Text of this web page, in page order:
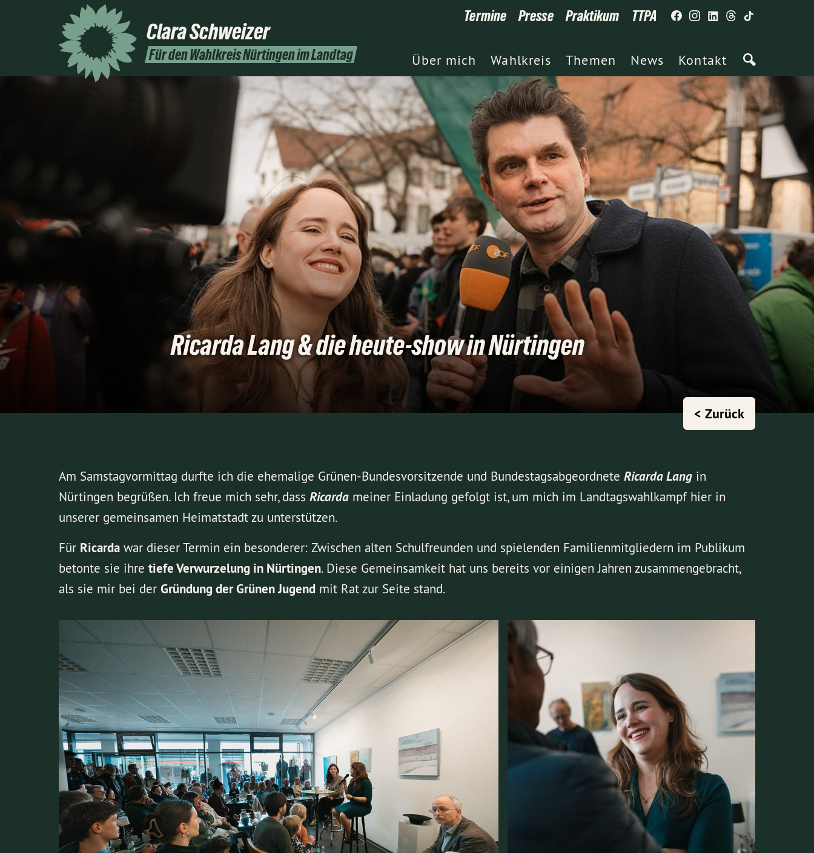
Clara Schweizer
Für den Wahlkreis Nürtingen im Landtag
Termine Presse Praktikum TTPA
Über mich Wahlkreis Themen News Kontakt
Ricarda Lang & die heute-show in Nürtingen
< Zurück
Am Samstagvormittag durfte ich die ehemalige Grünen-Bundesvorsitzende und Bundestagsabgeordnete Ricarda Langin
Nürtingen begrüßen. Ich freue mich sehr, dass Ricardameiner Einladung gefolgt ist, um mich im Landtagswahlkampf hier in
unserer gemeinsamen Heimatstadt zu unterstützen.
Für Ricardawar dieser Termin ein besonderer: Zwischen alten Schulfreunden und spielenden Familienmitgliedern im Publikum
betonte sie ihre tiefe Verwurzelung in Nürtingen. Diese Gemeinsamkeit hat uns bereits vor einigen Jahren zusammengebracht,
als sie mir bei der Gründung der Grünen Jugendmit Rat zur Seite stand.